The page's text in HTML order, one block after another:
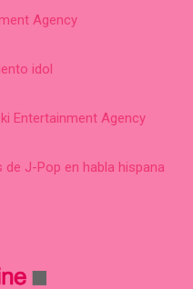
Agency
idol
Entertainment Agency
J-Pop en habla hispana